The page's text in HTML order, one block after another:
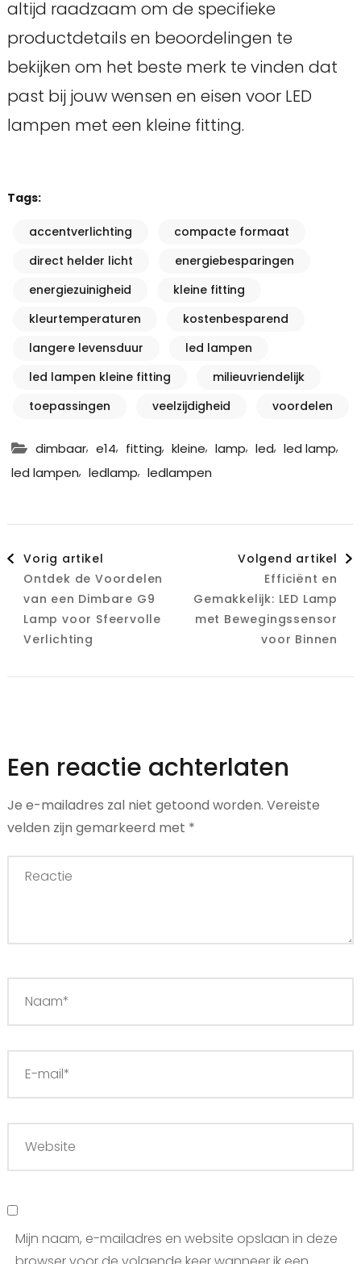
altijd raadzaam om de specifieke
productdetails en beoordelingen te
bekijken om het beste merk te vinden dat
past bij jouw wensen en eisen voor LED
lampen met een kleine fitting.
Tags:
accentverlichting
compacte formaat
direct helder licht
energiebesparingen
energiezuinigheid
kleine fitting
kleurtemperaturen
kostenbesparend
langere levensduur
led lampen
led lampen kleine fitting
milieuvriendelijk
toepassingen
veelzijdigheid voordelen
dimbaar, e14, fitting, kleine, lamp, led, led lamp,
led lampen, ledlamp, ledlampen
Berichtnavigatie
Vorig artikel
Ontdek de Voordelen
van een Dimbare G9
Lamp voor Sfeervolle
Verlichting
Volgend artikel
Efficiënt en
Gemakkelijk: LED Lamp
met Bewegingssensor
voor Binnen
Een reactie achterlaten
Je e-mailadres zal niet getoond worden. Vereiste
velden zijn gemarkeerd met *
Mijn naam, e-mailadres en website opslaan in deze